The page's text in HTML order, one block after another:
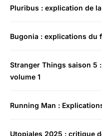
Pluribus : explication de
Bugonia : explications du
Stranger Things saison 5
volume 1
Running Man :
Utopiales 2025 : critique